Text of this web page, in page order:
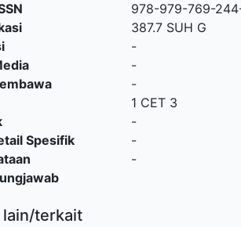
978-979-769-
387.7 SUH G
-
-
-
1 CET 3
-
Spesifik
-
-
lain/terkait